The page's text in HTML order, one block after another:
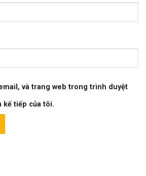
và trang web trong trình duyệt
kế tiếp của tôi.